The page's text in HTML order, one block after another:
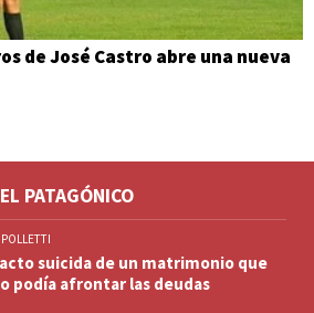
de José Castro abre una nueva
PATAGÓNICO
suicida de un matrimonio que
podía afrontar las deudas